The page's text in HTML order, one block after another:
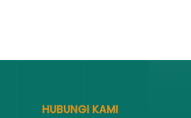
HUBUNGI KAMI